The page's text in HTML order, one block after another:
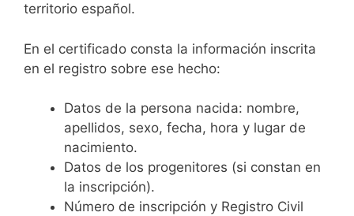
territorio español.
En el certificado consta la información inscrita
en el registro sobre ese hecho:
Datos de la persona nacida: nombre,
apellidos, sexo, fecha, hora y lugar de
nacimiento.
Datos de los progenitores (si constan en
la inscripción).
Número de inscripción y Registro Civil